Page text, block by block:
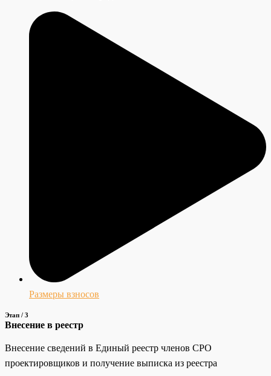
Размеры взносов
Этап / 3
Внесение в реестр
Внесение сведений в Единый реестр членов СРО
проектировщиков и получение выписка из реестра